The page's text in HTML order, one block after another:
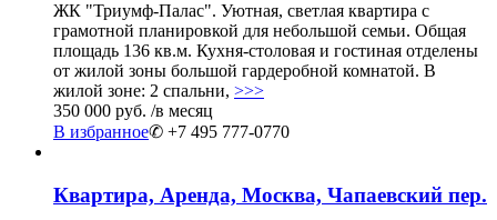
ЖК "Триумф-Палас". Уютная, светлая квартира с
грамотной планировкой для небольшой семьи. Общая
площадь 136 кв.м. Кухня-столовая и гостиная отделены
от жилой зоны большой гардеробной комнатой. В
жилой зоне: 2 спальни, >>>
350 000 руб. /в месяц
В избранное✆ +7 495 777-0770
Квартира, Аренда, Москва, Чапаевский пер.